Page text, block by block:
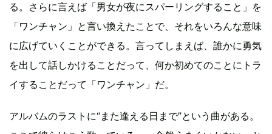
る。さらに言えば「男女が夜にスパーリングすること」を
「ワンチャン」と言い換えたことで、それをいろんな意味
に広げていくことができる。言ってしまえば、誰かに勇気
を出して話しかけることだって、何か初めてのことにトラ
イすることだって「ワンチャン」だ。
アルバムのラストに“また逢える日まで”という曲がある。